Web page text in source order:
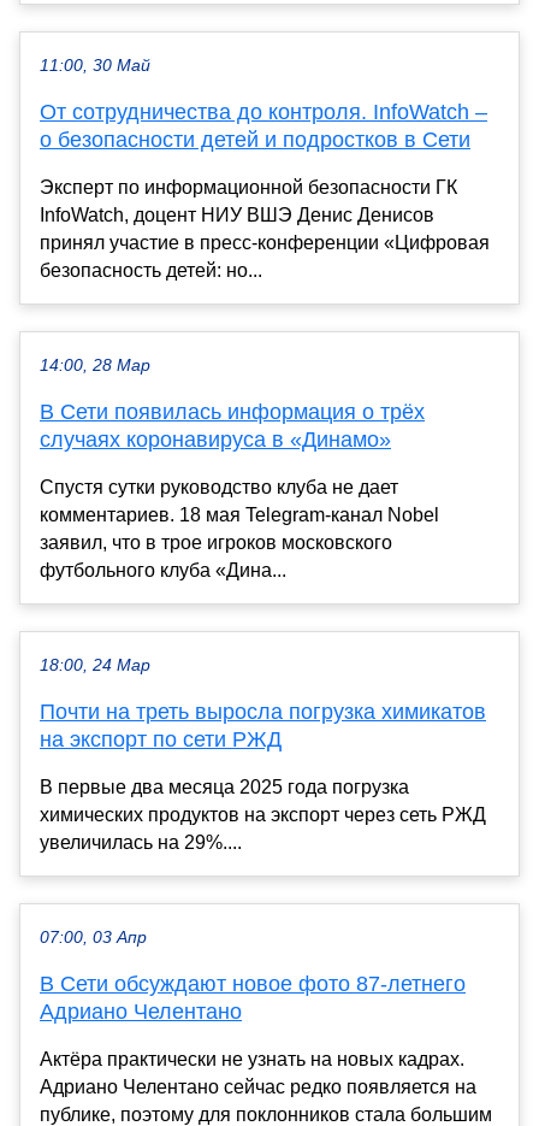
11:00, 30 Май
От сотрудничества до контроля. InfoWatch –
о безопасности детей и подростков в Сети
Эксперт по информационной безопасности ГК
InfoWatch, доцент НИУ ВШЭ Денис Денисов
принял участие в пресс-конференции «Цифровая
безопасность детей: но...
14:00, 28 Мар
В Сети появилась информация о трёх
случаях коронавируса в «Динамо»
Спустя сутки руководство клуба не дает
комментариев. 18 мая Telegram-канал Nobel
заявил, что в трое игроков московского
футбольного клуба «Дина...
18:00, 24 Мар
Почти на треть выросла погрузка химикатов
на экспорт по сети РЖД
В первые два месяца 2025 года погрузка
химических продуктов на экспорт через сеть РЖД
увеличилась на 29%....
07:00, 03 Апр
В Сети обсуждают новое фото 87-летнего
Адриано Челентано
Актёра практически не узнать на новых кадрах.
Адриано Челентано сейчас редко появляется на
публике, поэтому для поклонников стала большим